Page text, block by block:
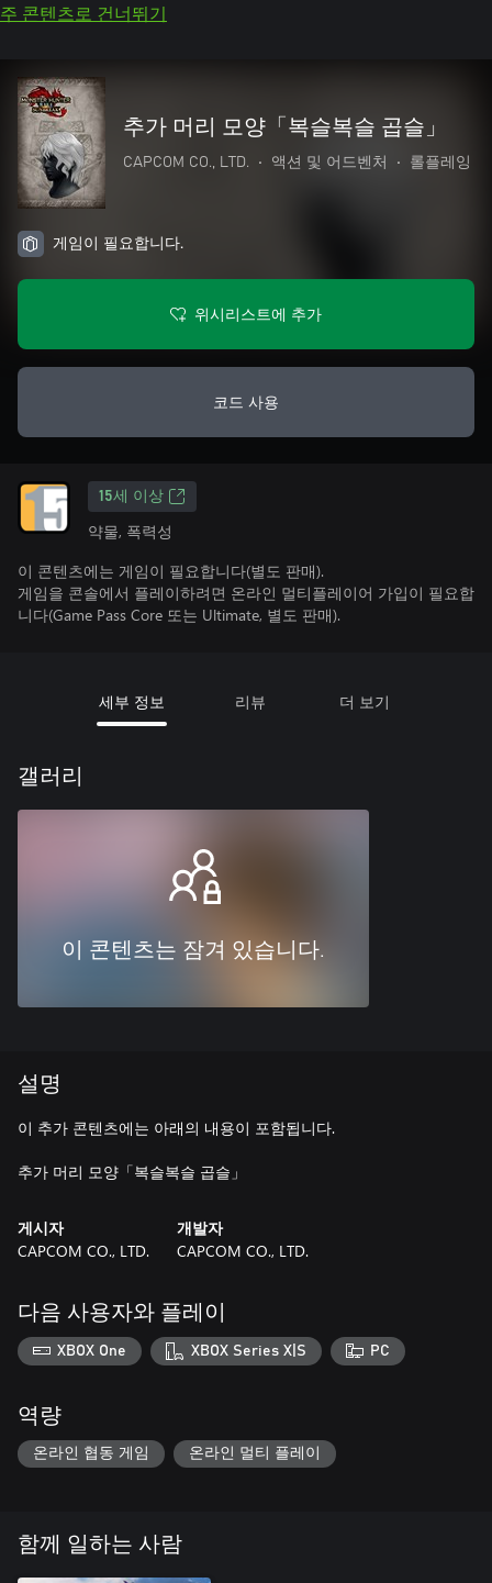
주 콘텐츠로 건너뛰기
추가 머리 모양「복슬복슬 곱슬」
CAPCOM CO., LTD. • 액션 및 어드벤처 • 롤플레잉
게임이 필요합니다.
위시리스트에 추가
코드 사용
15세 이상
약물, 폭력성
이 콘텐츠에는 게임이 필요합니다(별도 판매).
게임을 콘솔에서 플레이하려면 온라인 멀티플레이어 가입이 필요합
니다(Game Pass Core 또는 Ultimate, 별도 판매).
세부 정보 리뷰 더 보기
갤러리
이 콘텐츠는 잠겨 있습니다.
설명
이 추가 콘텐츠에는 아래의 내용이 포함됩니다.
추가 머리 모양「복슬복슬 곱슬」
게시자
CAPCOM CO., LTD.
개발자
CAPCOM CO., LTD.
다음 사용자와 플레이
XBOX One XBOX Series X|S PC
역량
온라인 협동 게임 온라인 멀티 플레이
함께 일하는 사람